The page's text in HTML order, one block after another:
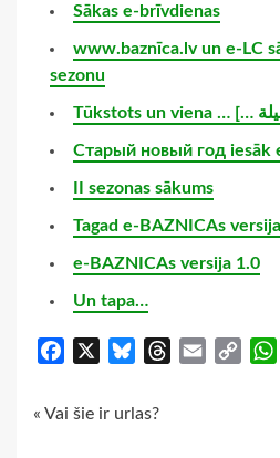
Sākas e-brīvdienas
www.baznīca.lv un e-LC
sezonu
Старый новый год iesāk
II sezonas sākums
Tagad e-BAZNICAs
e-BAZNICAs versija 1.0
Un tapa…
Facebook BlueskyThreads
Email
Copy
Continue
« Vai šie ir urlas?